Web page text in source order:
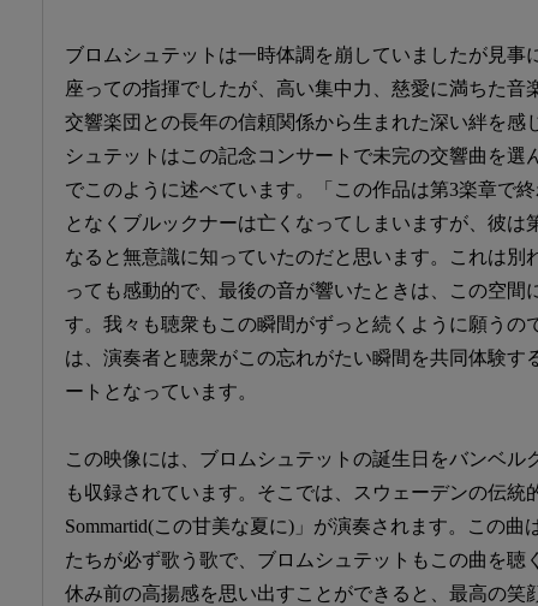
ブロムシュテットは一時体調を崩していましたが見事
座っての指揮でしたが、高い集中力、慈愛に満ちた音
交響楽団との長年の信頼関係から生まれた深い絆を感
シュテットはこの記念コンサートで未完の交響曲を選
でこのように述べています。「この作品は第3楽章で
となくブルックナーは亡くなってしまいますが、彼は
なると無意識に知っていたのだと思います。これは別
っても感動的で、最後の音が響いたときは、この空間
す。我々も聴衆もこの瞬間がずっと続くように願うの
は、演奏者と聴衆がこの忘れがたい瞬間を共同体験す
ートとなっています。
この映像には、ブロムシュテットの誕生日をバンベル
も収録されています。そこでは、スウェーデンの伝統
Sommartid(この甘美な夏に)」が演奏されます。この
たちが必ず歌う歌で、ブロムシュテットもこの曲を聴
休み前の高揚感を思い出すことができると、最高の笑